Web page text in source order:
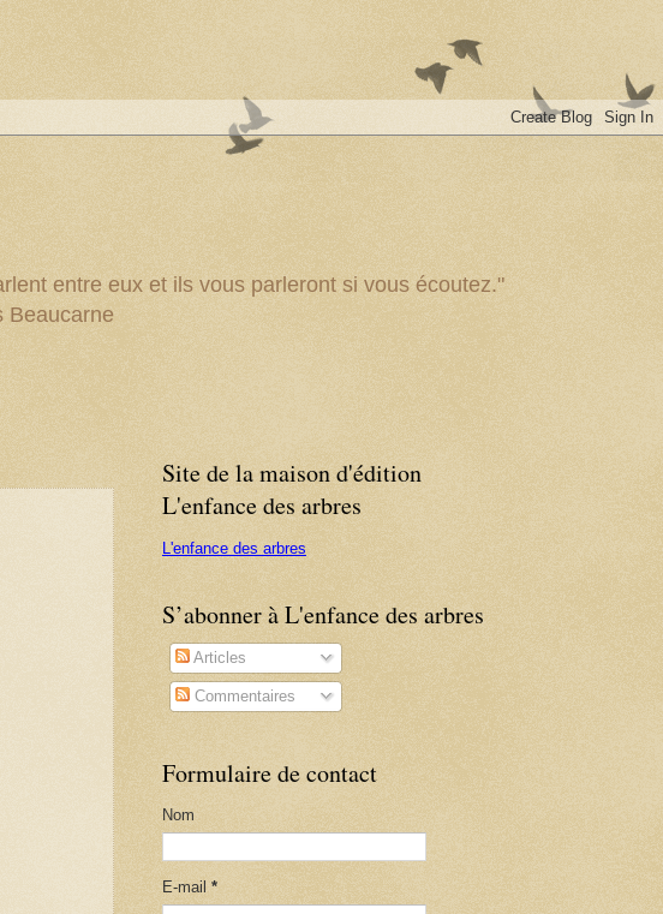
entre eux et ils vous parleront si vous écoutez."
Beaucarne
Site de la maison d'édition
L'enfance des arbres
L'enfance des arbres
S’abonner à L'enfance des arbres
Articles
Commentaires
Formulaire de contact
Nom
E-mail *